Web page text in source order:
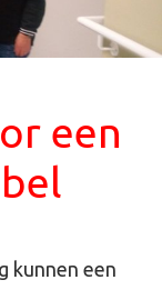
een
kunnen een